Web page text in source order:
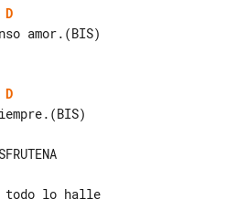
D
D
todo lo halle